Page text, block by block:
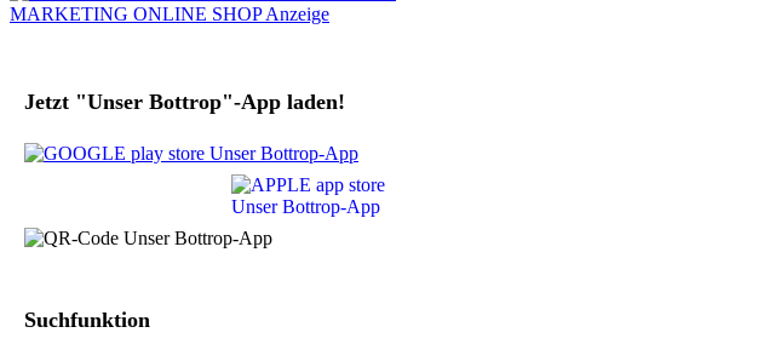
Jetzt "Unser Bottrop"-App laden!
Suchfunktion